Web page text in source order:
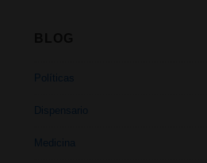
Políticas
Dispensario
Medicina